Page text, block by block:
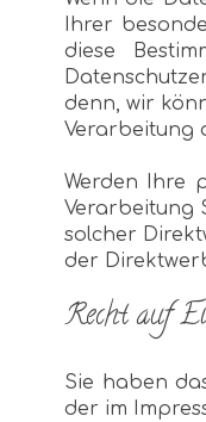
Ihrer
diese
denn, wir
Verarbeitung
Werden Ihre
Verarbeitung
solcher
der
Recht auf
Sie haben
der im